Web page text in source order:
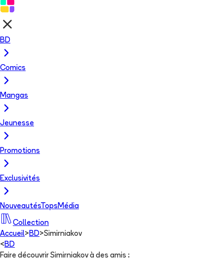
BD
Comics
Mangas
Jeunesse
Promotions
Exclusivités
NouveautésTops Média
Collection
Accueil> BD>Simirniakov
< BD
Faire découvrir Simirniakov à des amis :